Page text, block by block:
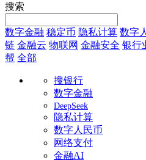
搜索
数字金融 稳定币 隐私计算 数字
链 金融云 物联网 金融安全 银行
帮 全部
搜银行
数字金融
DeepSeek
隐私计算
数字人民币
网络支付
金融AI